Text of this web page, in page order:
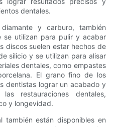
dentales.
y carburo, también
se utilizan para pulir y acabar
discos suelen estar hechos de
silicio y se utilizan para alisar
dentales, como empastes
El grano fino de los
dentistas lograr un acabado y
restauraciones dentales,
y longevidad.
también están disponibles en